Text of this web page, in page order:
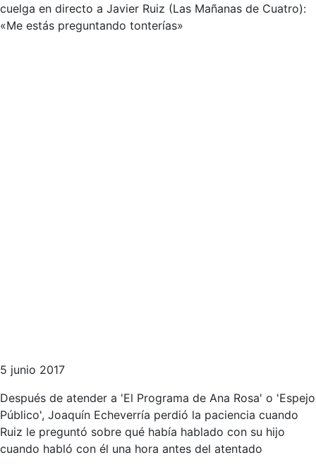
cuelga en directo a Javier Ruiz (Las Mañanas de Cuatro):
«Me estás preguntando tonterías»
5 junio 2017
Después de atender a 'El Programa de Ana Rosa' o 'Espejo
Público', Joaquín Echeverría perdió la paciencia cuando
Ruiz le preguntó sobre qué había hablado con su hijo
cuando habló con él una hora antes del atentado